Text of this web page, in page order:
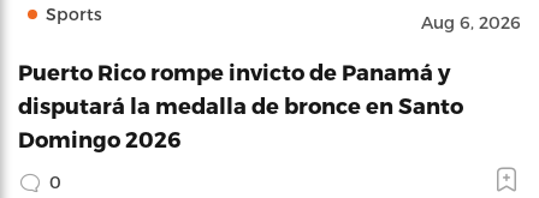
Sports Aug 6, 2026
Puerto Rico rompe invicto de Panamá y
disputará la medalla de bronce en Santo
Domingo 2026
0